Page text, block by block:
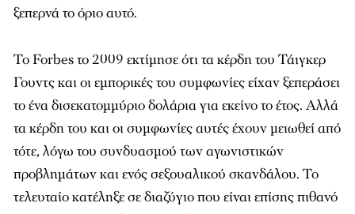
ξεπερνά το όριο αυτό.
Το Forbes το 2009 εκτίμησε ότι τα κέρδη του Τάιγκερ
Γουντς και οι εμπορικές του συμφωνίες είχαν ξεπεράσει
το ένα δισεκατομμύριο δολάρια για εκείνο το έτος. Αλλά
τα κέρδη του και οι συμφωνίες αυτές έχουν μειωθεί από
τότε, λόγω του συνδυασμού των αγωνιστικών
προβλημάτων και ενός σεξουαλικού σκανδάλου. Το
τελευταίο κατέληξε σε διαζύγιο που είναι επίσης πιθανό